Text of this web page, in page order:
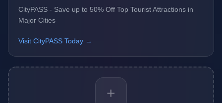
CityPASS - Save up to 50% Off Top Tourist Attractions in
Major Cities
Visit CityPASS Today →
+